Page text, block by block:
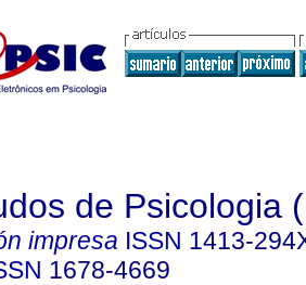
de Psicologia
impresa ISSN 1413-
1678-4669